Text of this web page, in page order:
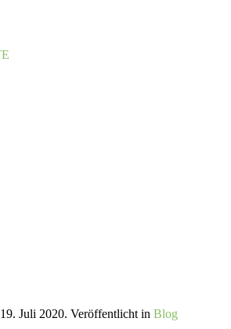
19. Juli 2020. Veröffentlicht in Blog